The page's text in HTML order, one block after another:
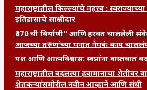
महाराष्ट्रातील किल्ल्यांचे महत्त्व :
इतिहासाचे साक्षीदार
₹370 ची बिर्याणी” आणि हरवत चाललेली
आजच्या तरुणांच्या मनात नेमकं काय
यश आणि आत्मविश्वास: स्वप्नांना वास्तवात
महाराष्ट्रातील बदलत्या हवामानाचा शेतीवर
शेतकऱ्यांसमोरील नवीन आव्हाने आणि संधी